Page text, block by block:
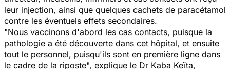
leur injection, ainsi que quelques cachets de paracétamol
contre les éventuels effets secondaires.
"Nous vaccinons d'abord les cas contacts, puisque la
pathologie a été découverte dans cet hôpital, et ensuite
tout le personnel, puisqu'ils sont en première ligne dans
le cadre de la riposte", explique le Dr Kaba Keïta,